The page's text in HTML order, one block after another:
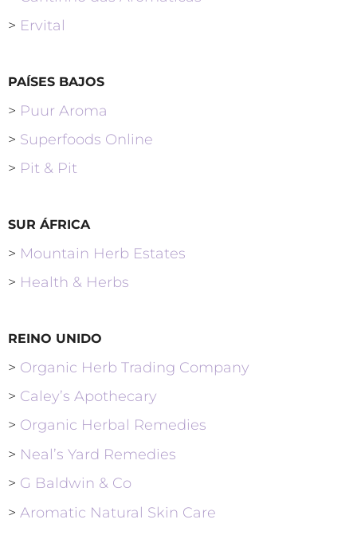
> Ervital
PAÍSES BAJOS
> Puur Aroma
> Superfoods Online
> Pit & Pit
SUR ÁFRICA
> Mountain Herb Estates
> Health & Herbs
REINO UNIDO
> Organic Herb Trading Company
> Caley’s Apothecary
> Organic Herbal Remedies
> Neal’s Yard Remedies
> G Baldwin & Co
> Aromatic Natural Skin Care